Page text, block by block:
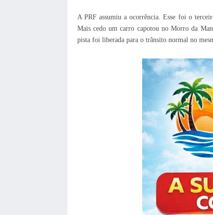
A PRF assumiu a ocorrência. Esse foi o
Mais cedo um carro capotou no Morro da
pista foi liberada para o trânsito normal no